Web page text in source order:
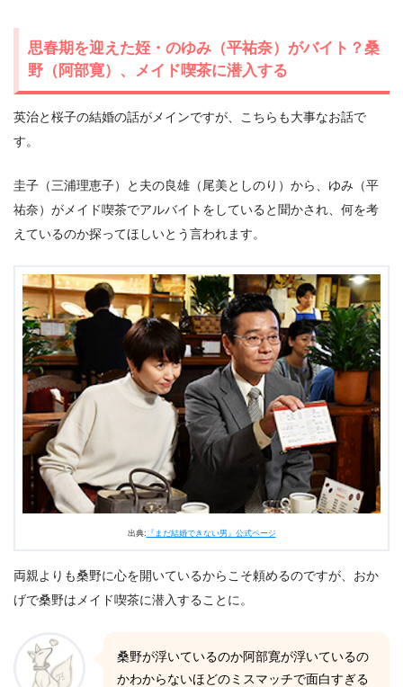
思春期を迎えた姪・のゆみ（平祐奈）がバイト？桑
野（阿部寛）、メイド喫茶に潜入する
英治と桜子の結婚の話がメインですが、こちらも大事なお話で
す。
圭子（三浦理恵子）と夫の良雄（尾美としのり）から、ゆみ（平
祐奈）がメイド喫茶でアルバイトをしていると聞かされ、何を考
えているのか探ってほしいとう言われます。
出典: 『まだ結婚できない男』公式ページ
両親よりも桑野に心を開いているからこそ頼めるのですが、おか
げで桑野はメイド喫茶に潜入することに。
桑野が浮いているのか阿部寛が浮いているの
かわからないほどのミスマッチで面白すぎる